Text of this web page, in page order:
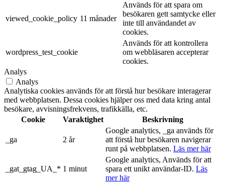
viewed_cookie_policy 11 månader
Används för att spara om
besökaren gett samtycke eller
inte till användandet av
cookies.
wordpress_test_cookie
Används för att kontrollera
om webbläsaren accepterar
cookies.
Analys
Analys
Analytiska cookies används för att förstå hur besökare interagerar
med webbplatsen. Dessa cookies hjälper oss med data kring antal
besökare, avvisningsfrekvens, trafikkälla, etc.
Cookie
Varaktighet Beskrivning
_ga 2 år
Google analytics, _ga används för
att förstå hur besökaren navigerar
runt på webbplatsen. Läs mer här
_gat_gtag_UA_* 1 minut
Google analytics, Används för att
spara ett unikt användar-ID. Läs
mer här